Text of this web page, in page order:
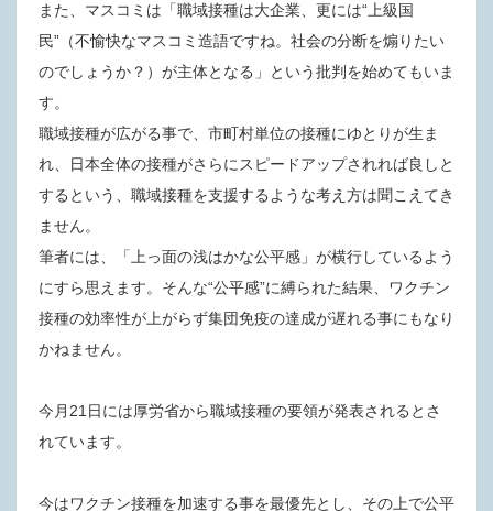
また、マスコミは「職域接種は大企業、更には“上級国
民”（不愉快なマスコミ造語ですね。社会の分断を煽りたい
のでしょうか？）が主体となる」という批判を始めてもいま
す。
職域接種が広がる事で、市町村単位の接種にゆとりが生ま
れ、日本全体の接種がさらにスピードアップされれば良しと
するという、職域接種を支援するような考え方は聞こえてき
ません。
筆者には、「上っ面の浅はかな公平感」が横行しているよう
にすら思えます。そんな“公平感”に縛られた結果、ワクチン
接種の効率性が上がらず集団免疫の達成が遅れる事にもなり
かねません。
今月21 日には厚労省から職域接種の要領が発表されるとさ
れています。
今はワクチン接種を加速する事を最優先とし、その上で公平